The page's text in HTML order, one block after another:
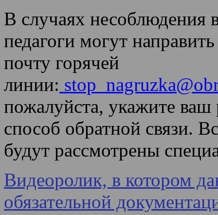
В случаях несоблюдения
педагоги могут
почту горячей
линии:
пожалуйста, укажите
способ обратной связи.
будут рассмотрены
Видеоролик, в котором
обязательной